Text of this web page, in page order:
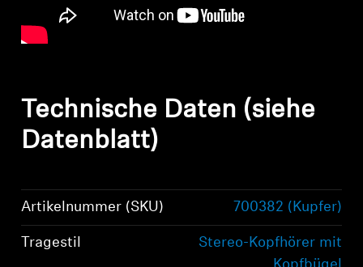
Technische Daten (siehe
Datenblatt)
Artikelnummer (SKU) 700382 (Kupfer)
Tragestil
Stereo-Kopfhörer mit